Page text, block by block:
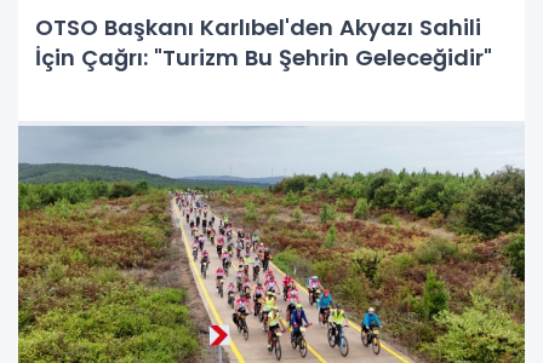
OTSO Başkanı Karlıbel'den Akyazı Sahili
İçin Çağrı: "Turizm Bu Şehrin Geleceğidir"